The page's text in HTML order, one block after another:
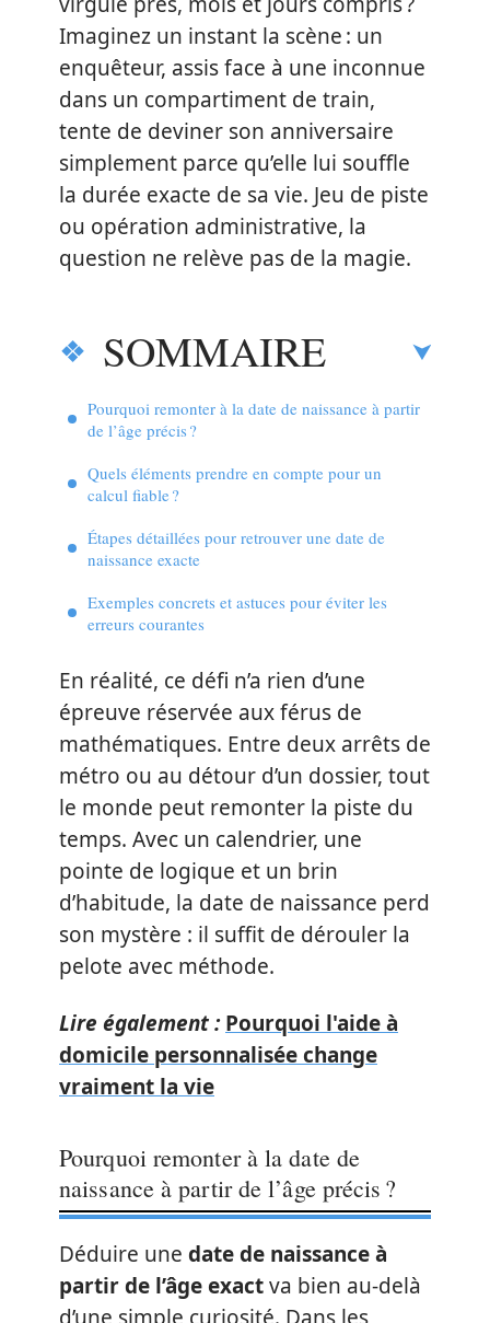
Imaginez un instant la scène : un
enquêteur, assis face à une inconnue
dans un compartiment de train,
tente de deviner son anniversaire
simplement parce qu’elle lui souffle
la durée exacte de sa vie. Jeu de piste
ou opération administrative, la
question ne relève pas de la magie.
SOMMAIRE
Pourquoi remonter à la date de naissance à partir
de l’âge précis ?
Quels éléments prendre en compte pour un
calcul fiable ?
Étapes détaillées pour retrouver une date de
naissance exacte
Exemples concrets et astuces pour éviter les
erreurs courantes
En réalité, ce défi n’a rien d’une
épreuve réservée aux férus de
mathématiques. Entre deux arrêts de
métro ou au détour d’un dossier, tout
le monde peut remonter la piste du
temps. Avec un calendrier, une
pointe de logique et un brin
d’habitude, la date de naissance perd
son mystère : il suffit de dérouler la
pelote avec méthode.
Lire également : Pourquoi l'aide à
domicile personnalisée change
vraiment la vie
Pourquoi remonter à la date de
naissance à partir de l’âge précis ?
Déduire une date de naissance à
partir de l’âge exactva bien au-delà
d’une simple curiosité. Dans les